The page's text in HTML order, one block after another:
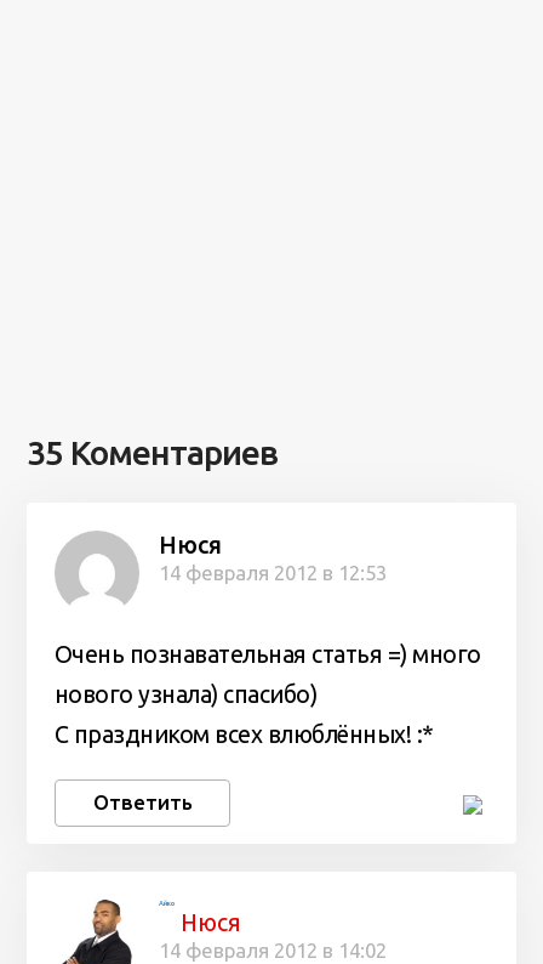
35 Коментариев
Нюся
14 февраля 2012 в 12:53
Очень познавательная статья =) много
нового узнала) спасибо)
С праздником всех влюблённых! :*
Ответить
Айко
Нюся
14 февраля 2012 в 14:02